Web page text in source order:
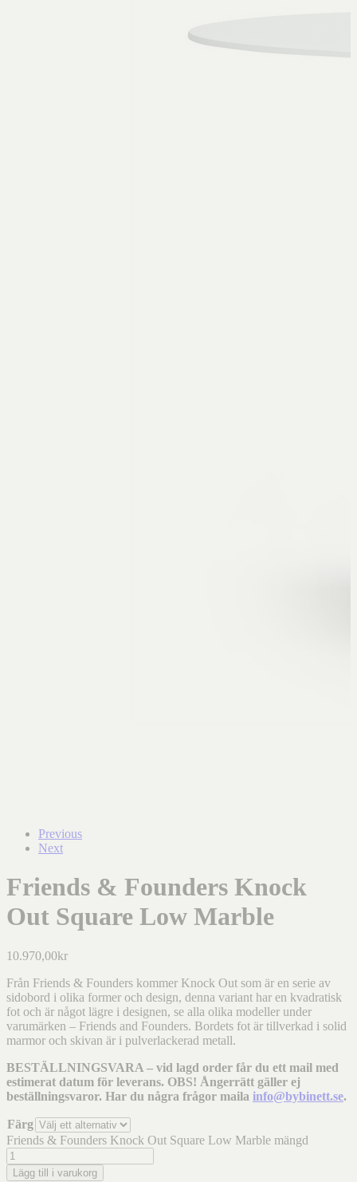
Previous
Next
Friends & Founders Knock
Out Square Low Marble
10.970,00kr
Från Friends & Founders kommer Knock Out som är en serie av
sidobord i olika former och design, denna variant har en kvadratisk
fot och är något lägre i designen, se alla olika modeller under
varumärken – Friends and Founders. Bordets fot är tillverkad i solid
marmor och skivan är i pulverlackerad metall.
BESTÄLLNINGSVARA – vid lagd order får du ett mail med
estimerat datum för leverans. OBS! Ångerrätt gäller ej
beställningsvaror. Har du några frågor maila info@bybinett.se.
Färg
Friends & Founders Knock Out Square Low Marble mängd
Lägg till i varukorg